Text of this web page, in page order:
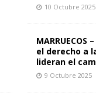
10 Octubre 2025
el derecho a
lideran el
9 Octubre 2025